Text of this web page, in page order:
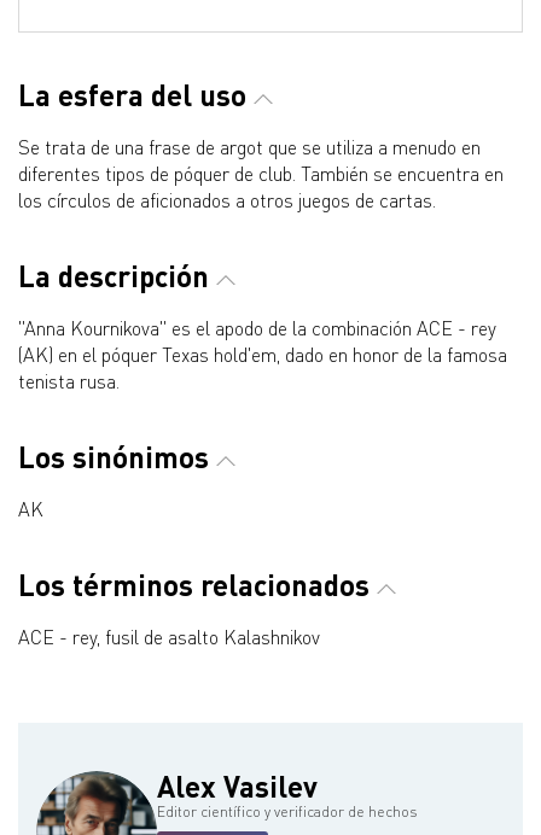
La esfera del uso
Se trata de una frase de argot que se utiliza a menudo en
diferentes tipos de póquer de club. También se encuentra en
los círculos de aficionados a otros juegos de cartas.
La descripción
"Anna Kournikova" es el apodo de la combinación ACE - rey
(AK) en el póquer Texas hold'em, dado en honor de la famosa
tenista rusa.
Los sinónimos
AK
Los términos relacionados
ACE - rey, fusil de asalto Kalashnikov
Alex Vasilev
Editor científico y verificador de hechos